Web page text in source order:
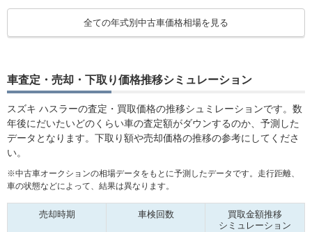
に申込む
Jスタイル2ターボ 16.3万円 ～ 147.5万円
MOTA
車買取査定
に申込む
Jスタイル3 26.1万円 ～ 94万円
MOTA
車買取査定
MOTA
2016年
（平成28年）
（10年落ち）
19万円 ～ 168.4万円
（11年落ち）
2014年
（平成26年）
（12年落ち）
16.8万円 ～ 168.4万円
全ての年式別中古車価格相場を見る
車査定・売却・下取り価格推移シミュレーション
スズキ ハスラーの査定・買取価格の推移シュミレーションです。数
年後にだいたいどのくらい車の査定額がダウンするのか、予測した
データとなります。下取り額や売却価格の推移の参考にしてくださ
い。
※中古車オークションの相場データをもとに予測したデータです。走行距離、
車の状態などによって、結果は異なります。
売却時期 車検回数
買取金額推移
シミュレーション